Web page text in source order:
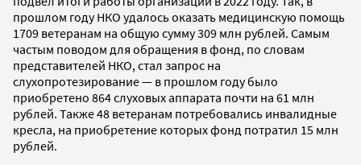
прошлом году НКО удалось оказать медицинскую помощь
1709 ветеранам на общую сумму 309 млн рублей. Самым
частым поводом для обращения в фонд, по словам
представителей НКО, стал запрос на
слухопротезирование — в прошлом году было
приобретено 864 слуховых аппарата почти на 61 млн
рублей. Также 48 ветеранам потребовались инвалидные
кресла, на приобретение которых фонд потратил 15 млн
рублей.